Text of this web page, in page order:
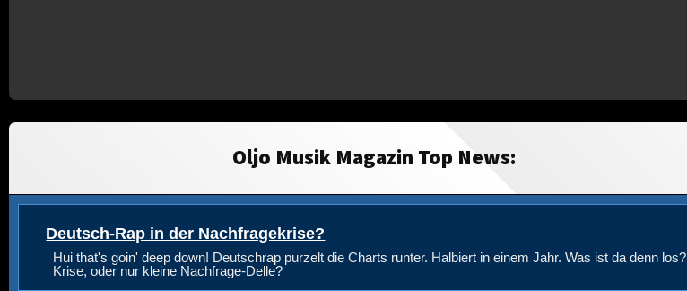
Oljo Musik Magazin Top News:
Deutsch-Rap in der Nachfragekrise?
Hui that's goin' deep down! Deutschrap purzelt die Charts runter. Halbiert in einem Jahr. Was ist da denn los?
Krise, oder nur kleine Nachfrage-Delle?